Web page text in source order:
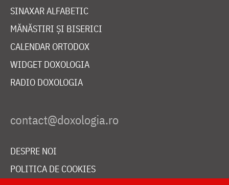
SINAXAR ALFABETIC
MĂNĂSTIRI ȘI BISERICI
CALENDAR ORTODOX
WIDGET DOXOLOGIA
RADIO DOXOLOGIA
DESPRE NOI
POLITICA DE COOKIES